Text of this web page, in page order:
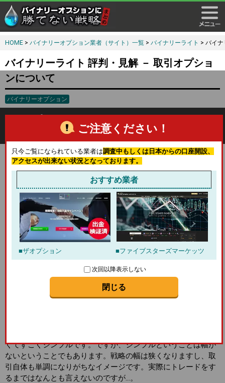
ご注意ください！
只今ご覧になられている業者は調査中もしくは日本からの口座開設、
アクセスが出来ない状況となっております。
おすすめ業者
ザオプション ファイブスターズマーケッツ
次回以降表示しない
閉じる
HOME > バイナリーオプション業者（サイト）一覧 > バイナリーライト > バイ
バイナリーライト 評判・見解 － 取引オプショ
ンについて
バイナリーオプション
取引オプションについて：BinaryLite(バイナリーラ
取り扱っている銘柄はできたばかりのようでシンプルに少なめ
です。
現在取り扱っているのは通貨ペアのみになります。基本的には
米ドル、ユーロ、豪ドル、円のペアになります。多くはないで
すが主要になる通貨は抑えている。という印象です。
出来たばかりの業者になるので評判を探してみたのですが、量
が少なく的確なものがつかめませんでした。低資金からはじめ
られるので、気軽にしたいと思ってらっしゃる方にはいいかも
しれませんね。何分情報がすくないのでなかなかおすすめする
まではいきませんが、なにか情報が入り次第増やしていくつも
くてすごくシンプルです。ですが、シンプルということは幅が
ないということでもあります。戦略の幅は狭くなりますし、取
引自体も単調になりがちなイメージです。実際にトレードをす
るまではなんとも言えないのですが…。